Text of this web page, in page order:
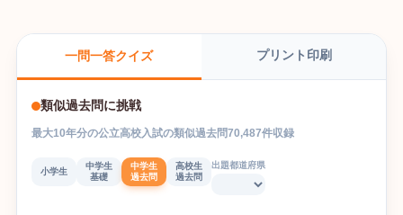
一問一答クイズ プリント印刷
類似過去問に挑戦
最大10年分の公立高校入試の類似過去問70,487件収録
小学生
中学生
基礎
中学生
過去問
高校生
過去問
出題都道府県